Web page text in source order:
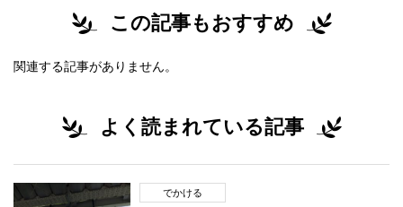
この記事もおすすめ
関連する記事がありません。
よく読まれている記事
でかける